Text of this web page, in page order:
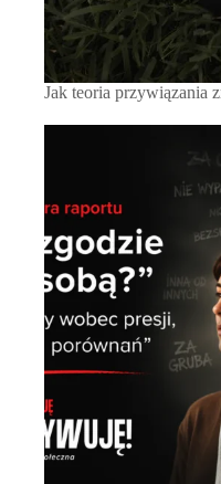
Jak teoria przywiązania